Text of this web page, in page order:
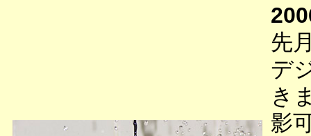
先
デ
き
影